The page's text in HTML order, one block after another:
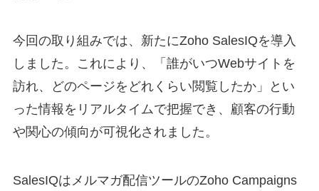
今回の取り組みでは、新たにZoho SalesIQを導入
しました。これにより、「誰がいつWebサイトを
訪れ、どのページをどれくらい閲覧したか」とい
った情報をリアルタイムで把握でき、顧客の行動
や関心の傾向が可視化されました。
SalesIQはメルマガ配信ツールのZoho Campaigns